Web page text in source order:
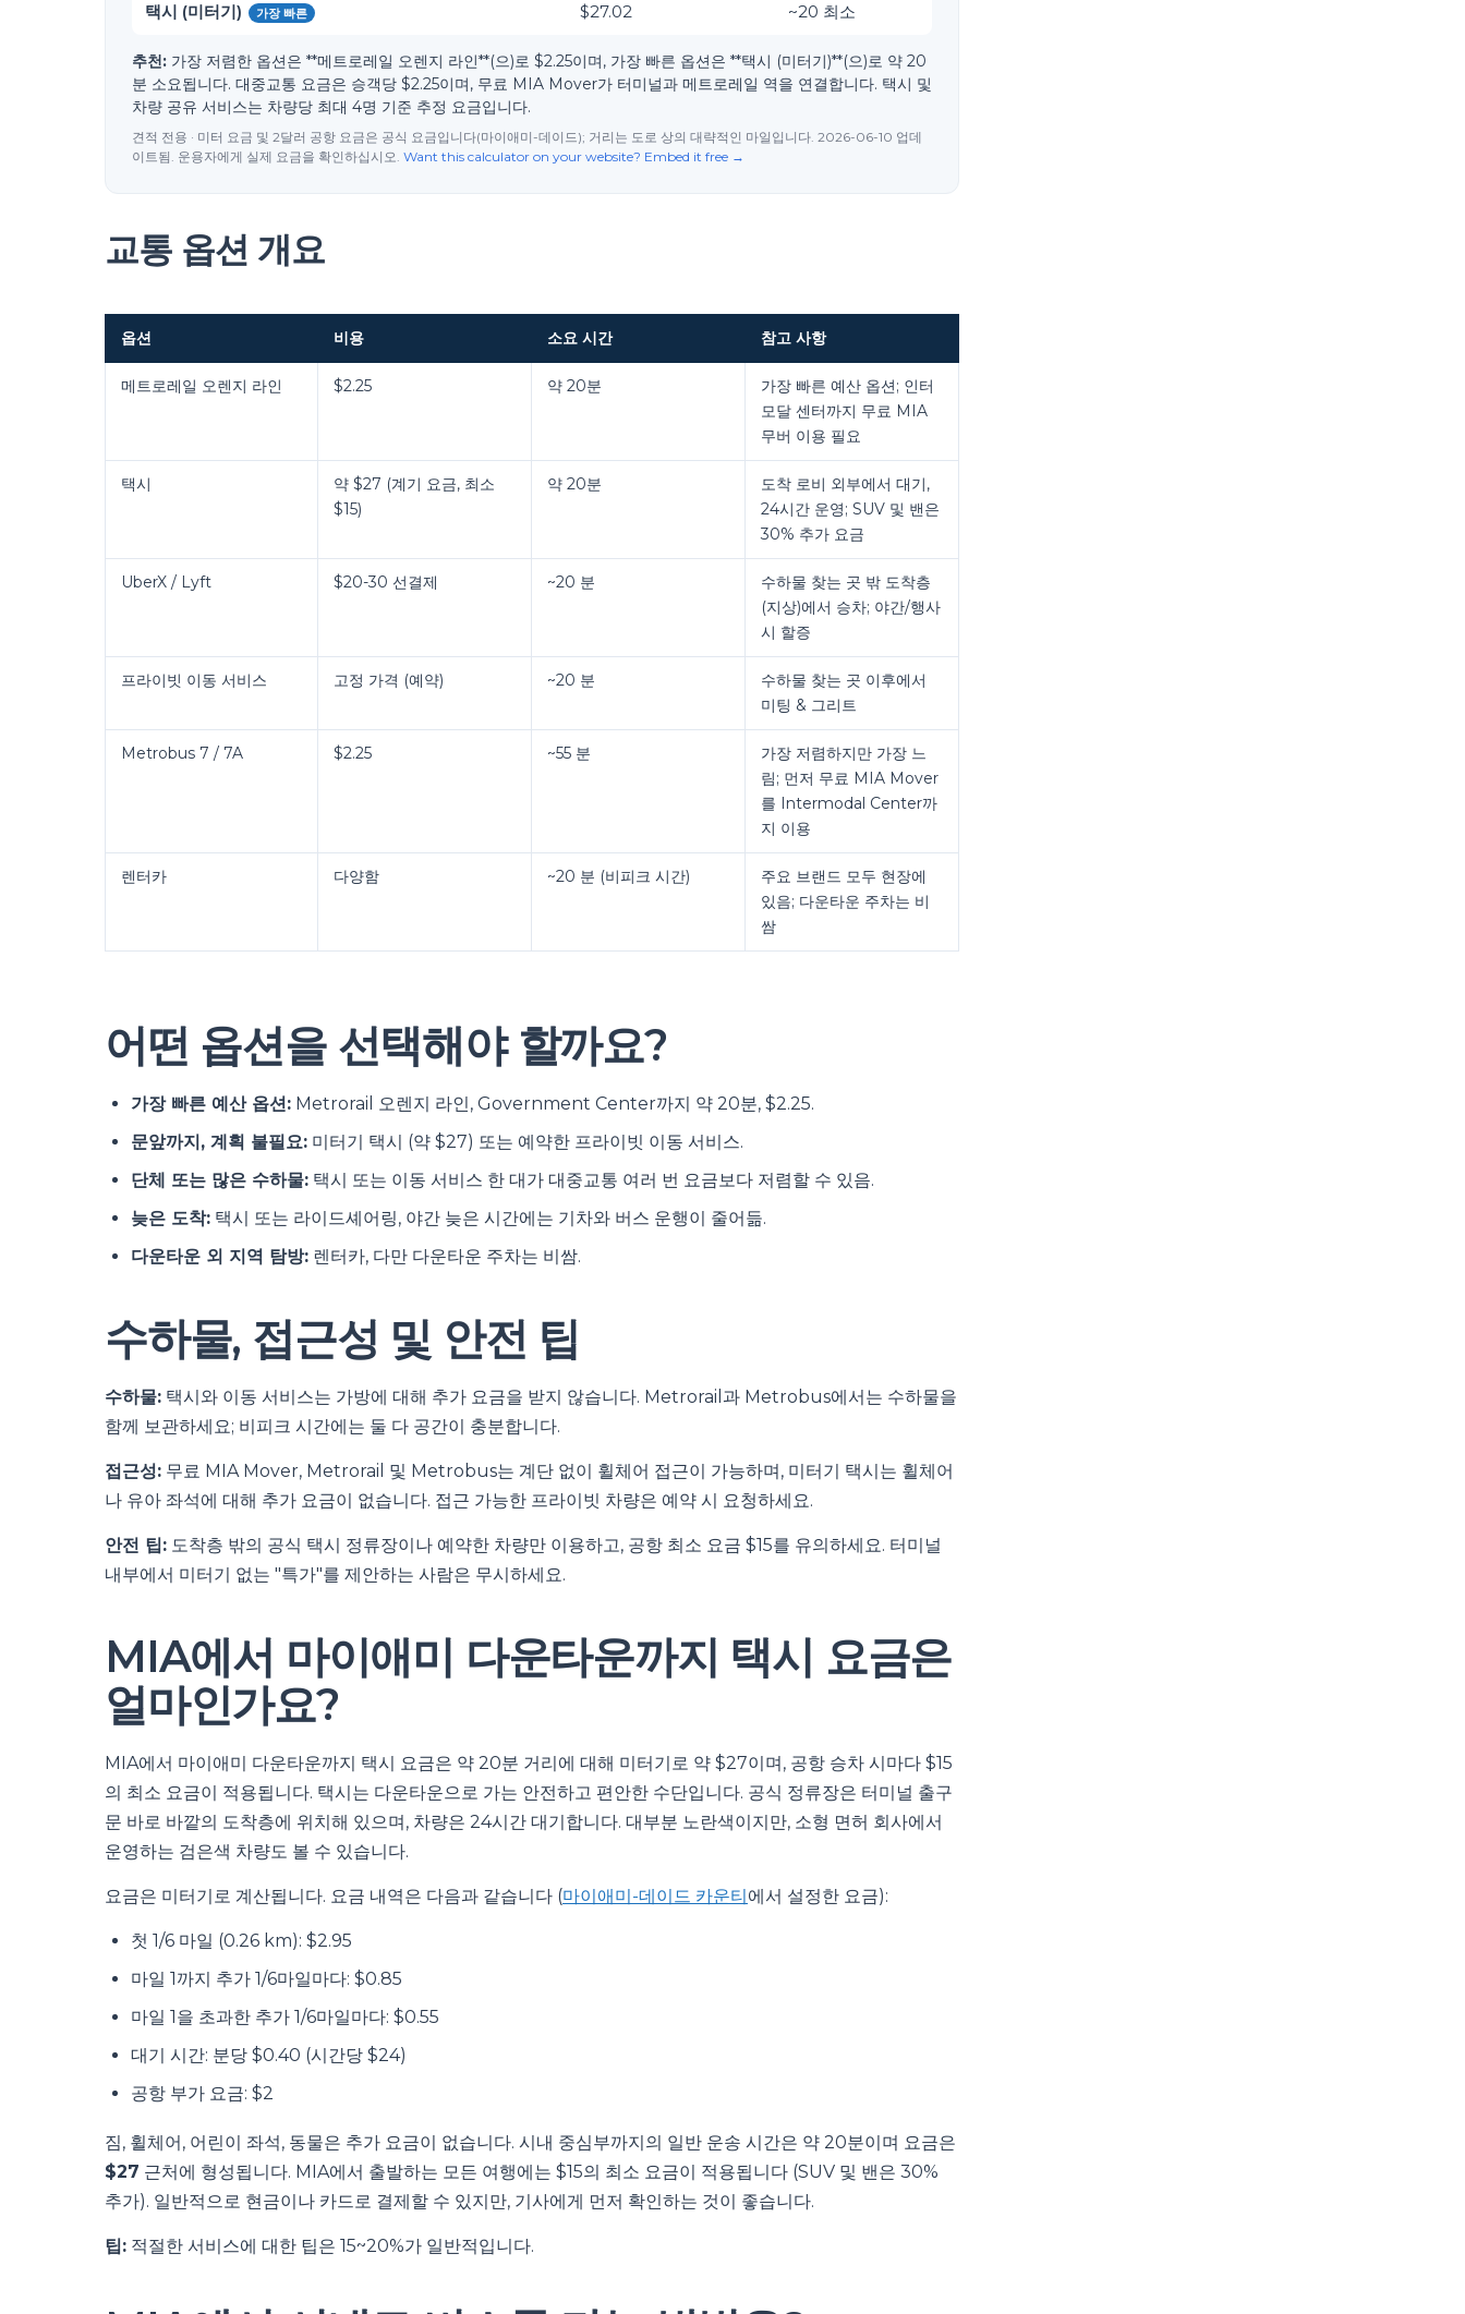
택시 (미터기) 가장 빠른 $27.02 ~20 최소
추천: 가장 저렴한 옵션은 **메트로레일 오렌지 라인**(으)로 $2.25이며, 가장 빠른 옵션은 **택시 (미터기)**(으)로 약 20
분 소요됩니다. 대중교통 요금은 승객당 $2.25이며, 무료 MIA Mover가 터미널과 메트로레일 역을 연결합니다. 택시 및
차량 공유 서비스는 차량당 최대 4명 기준 추정 요금입니다.
견적 전용 · 미터 요금 및 2달러 공항 요금은 공식 요금입니다(마이애미-데이드); 거리는 도로 상의 대략적인 마일입니다. 2026-06-10 업데
이트됨. 운용자에게 실제 요금을 확인하십시오. Want this calculator on your website? Embed it free →
교통 옵션 개요
옵션 비용 소요 시간 참고 사항
메트로레일 오렌지 라인 $2.25 약 20분
가장 빠른 예산 옵션; 인터
모달 센터까지 무료 MIA
무버 이용 필요
택시
약 $27 (계기 요금, 최소
$15)
약 20분
도착 로비 외부에서 대기,
24시간 운영; SUV 및 밴은
30% 추가 요금
UberX / Lyft $20-30 선결제 ~20 분
수하물 찾는 곳 밖 도착층
(지상)에서 승차; 야간/행사
시 할증
프라이빗 이동 서비스 고정 가격 (예약) ~20 분
수하물 찾는 곳 이후에서
미팅 & 그리트
Metrobus 7 / 7A $2.25 ~55 분
가장 저렴하지만 가장 느
림; 먼저 무료 MIA Mover
를 Intermodal Center까
지 이용
렌터카 다양함 ~20 분 (비피크 시간)
주요 브랜드 모두 현장에
있음; 다운타운 주차는 비
쌈
어떤 옵션을 선택해야 할까요?
가장 빠른 예산 옵션: Metrorail 오렌지 라인, Government Center까지 약 20분, $2.25.
문앞까지, 계획 불필요: 미터기 택시 (약 $27) 또는 예약한 프라이빗 이동 서비스.
단체 또는 많은 수하물: 택시 또는 이동 서비스 한 대가 대중교통 여러 번 요금보다 저렴할 수 있음.
늦은 도착: 택시 또는 라이드셰어링, 야간 늦은 시간에는 기차와 버스 운행이 줄어듦.
다운타운 외 지역 탐방: 렌터카, 다만 다운타운 주차는 비쌈.
수하물, 접근성 및 안전 팁
수하물: 택시와 이동 서비스는 가방에 대해 추가 요금을 받지 않습니다. Metrorail과 Metrobus에서는 수하물을
함께 보관하세요; 비피크 시간에는 둘 다 공간이 충분합니다.
접근성: 무료 MIA Mover, Metrorail 및 Metrobus는 계단 없이 휠체어 접근이 가능하며, 미터기 택시는 휠체어
나 유아 좌석에 대해 추가 요금이 없습니다. 접근 가능한 프라이빗 차량은 예약 시 요청하세요.
안전 팁: 도착층 밖의 공식 택시 정류장이나 예약한 차량만 이용하고, 공항 최소 요금 $15를 유의하세요. 터미널
내부에서 미터기 없는 "특가"를 제안하는 사람은 무시하세요.
MIA에서 마이애미 다운타운까지 택시 요금은
얼마인가요?
MIA에서 마이애미 다운타운까지 택시 요금은 약 20분 거리에 대해 미터기로 약 $27이며, 공항 승차 시마다 $15
의 최소 요금이 적용됩니다. 택시는 다운타운으로 가는 안전하고 편안한 수단입니다. 공식 정류장은 터미널 출구
문 바로 바깥의 도착층에 위치해 있으며, 차량은 24시간 대기합니다. 대부분 노란색이지만, 소형 면허 회사에서
운영하는 검은색 차량도 볼 수 있습니다.
요금은 미터기로 계산됩니다. 요금 내역은 다음과 같습니다 (마이애미-데이드 카운티에서 설정한 요금):
첫 1/6 마일 (0.26 km): $2.95
마일 1까지 추가 1/6마일마다: $0.85
마일 1을 초과한 추가 1/6마일마다: $0.55
대기 시간: 분당 $0.40 (시간당 $24)
공항 부가 요금: $2
짐, 휠체어, 어린이 좌석, 동물은 추가 요금이 없습니다. 시내 중심부까지의 일반 운송 시간은 약 20분이며 요금은
$27 근처에 형성됩니다. MIA에서 출발하는 모든 여행에는 $15의 최소 요금이 적용됩니다 (SUV 및 밴은 30%
추가). 일반적으로 현금이나 카드로 결제할 수 있지만, 기사에게 먼저 확인하는 것이 좋습니다.
팁: 적절한 서비스에 대한 팁은 15~20%가 일반적입니다.